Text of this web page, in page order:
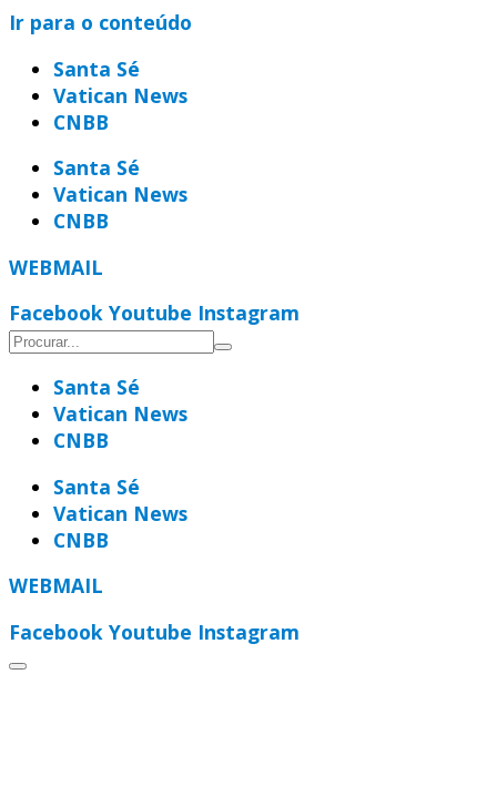
Ir para o conteúdo
Santa Sé
Vatican News
CNBB
Santa Sé
Vatican News
CNBB
WEBMAIL
Facebook Youtube Instagram
Santa Sé
Vatican News
CNBB
Santa Sé
Vatican News
CNBB
WEBMAIL
Facebook Youtube Instagram